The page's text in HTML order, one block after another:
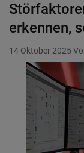
erkennen,
14 Oktober 2025